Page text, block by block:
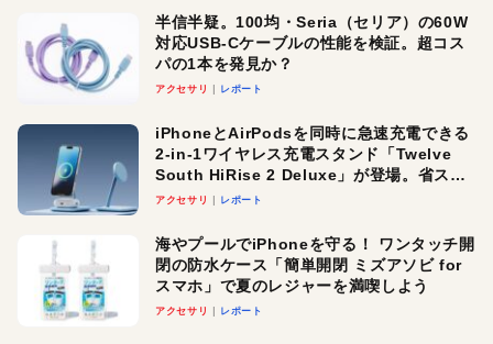
半信半疑。100均・Seria（セリア）の60W
対応USB-Cケーブルの性能を検証。超コス
パの1本を発見か？
アクセサリ レポート
iPhoneとAirPodsを同時に急速充電できる
2-in-1ワイヤレス充電スタンド「Twelve
South HiRise 2 Deluxe」が登場。省スペ
ースでおしゃれに充電したい人にオスス
アクセサリ レポート
海やプールでiPhoneを守る！ ワンタッチ開
閉の防水ケース「簡単開閉 ミズアソビ for
スマホ」で夏のレジャーを満喫しよう
アクセサリ レポート